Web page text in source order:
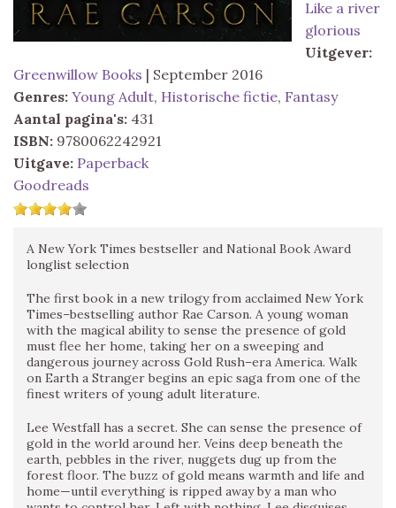
Like a river
glorious
Uitgever:
Greenwillow Books | September 2016
Genres: Young Adult, Historische fictie, Fantasy
Aantal pagina's: 431
ISBN: 9780062242921
Uitgave: Paperback
Goodreads
A New York Times bestseller and National Book Award
longlist selection
The first book in a new trilogy from acclaimed New York
Times–bestselling author Rae Carson. A young woman
with the magical ability to sense the presence of gold
must flee her home, taking her on a sweeping and
dangerous journey across Gold Rush–era America. Walk
on Earth a Stranger begins an epic saga from one of the
finest writers of young adult literature.
Lee Westfall has a secret. She can sense the presence of
gold in the world around her. Veins deep beneath the
earth, pebbles in the river, nuggets dug up from the
forest floor. The buzz of gold means warmth and life and
home—until everything is ripped away by a man who